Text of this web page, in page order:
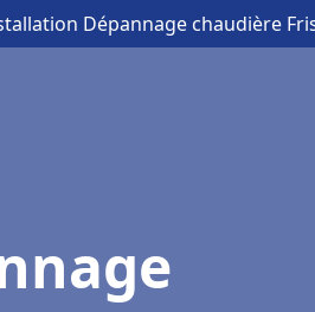
Dépannage chaudière